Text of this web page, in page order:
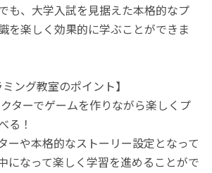
も、大学入試を見据えた本格的なプ
を楽しく効果的に学ぶことができま
ミング教室のポイント】
ターでゲームを作りながら楽しくプ
る！
ーや本格的なストーリー設定となって
になって楽しく学習を進めることがで